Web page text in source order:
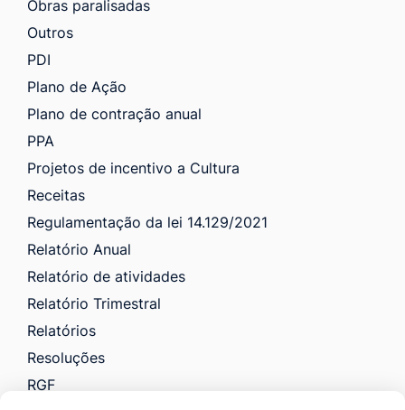
Obras paralisadas
Outros
PDI
Plano de Ação
Plano de contração anual
PPA
Projetos de incentivo a Cultura
Receitas
Regulamentação da lei 14.129/2021
Relatório Anual
Relatório de atividades
Relatório Trimestral
Relatórios
Resoluções
RGF